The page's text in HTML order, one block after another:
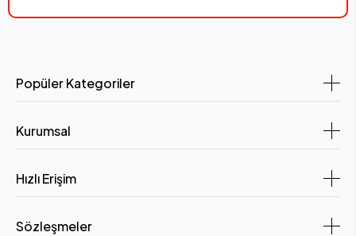
Popüler Kategoriler
Kurumsal
Hızlı Erişim
Sözleşmeler